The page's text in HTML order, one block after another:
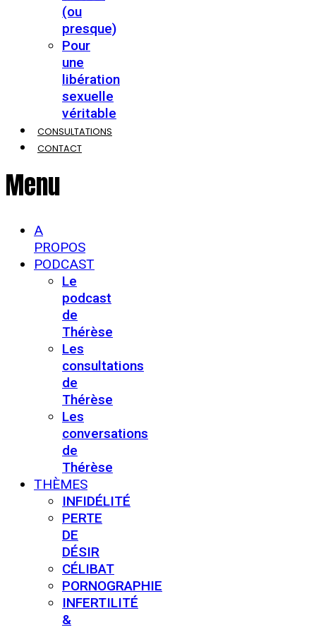
(ou
presque)
Pour
une
libération
sexuelle
véritable
CONSULTATIONS
CONTACT
Menu
A
PROPOS
PODCAST
Le
podcast
de
Thérèse
Les
consultations
de
Thérèse
Les
conversations
de
Thérèse
THÈMES
INFIDÉLITÉ
PERTE
DE
DÉSIR
CÉLIBAT
PORNOGRAPHIE
INFERTILITÉ
&